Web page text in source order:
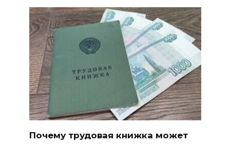
Почему трудовая книжка может